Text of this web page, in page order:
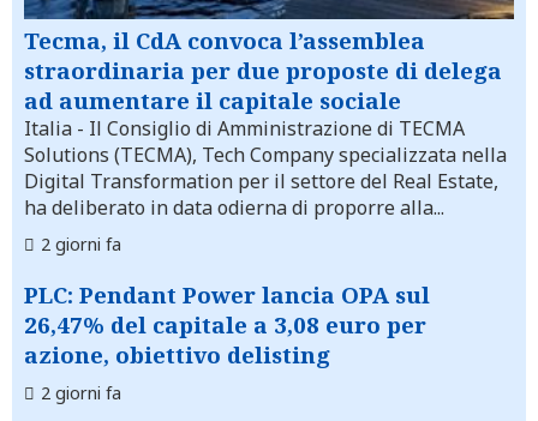
Tecma, il CdA convoca l’assemblea
straordinaria per due proposte di delega
ad aumentare il capitale sociale
Italia - Il Consiglio di Amministrazione di TECMA
Solutions (TECMA), Tech Company specializzata nella
Digital Transformation per il settore del Real Estate,
ha deliberato in data odierna di proporre alla...
2 giorni fa
PLC: Pendant Power lancia OPA sul
26,47% del capitale a 3,08 euro per
azione, obiettivo delisting
2 giorni fa